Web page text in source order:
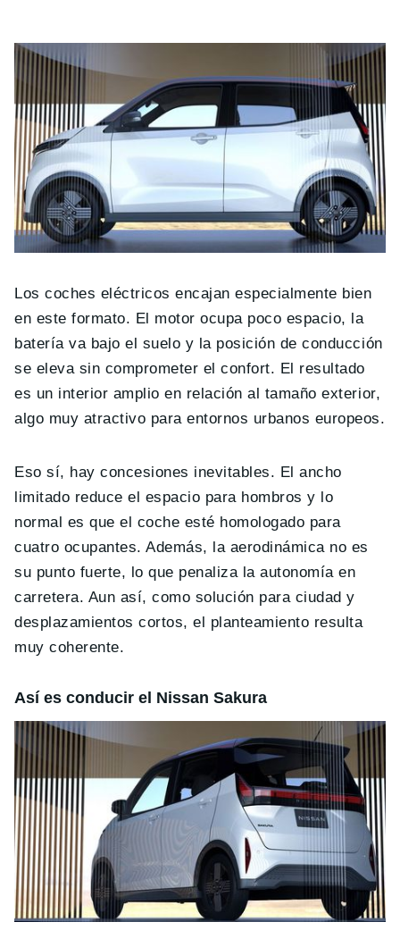
Los coches eléctricos encajan especialmente bien
en este formato. El motor ocupa poco espacio, la
batería va bajo el suelo y la posición de conducción
se eleva sin comprometer el confort. El resultado
es un interior amplio en relación al tamaño exterior,
algo muy atractivo para entornos urbanos europeos.
Eso sí, hay concesiones inevitables. El ancho
limitado reduce el espacio para hombros y lo
normal es que el coche esté homologado para
cuatro ocupantes. Además, la aerodinámica no es
su punto fuerte, lo que penaliza la autonomía en
carretera. Aun así, como solución para ciudad y
desplazamientos cortos, el planteamiento resulta
muy coherente.
Así es conducir el Nissan Sakura